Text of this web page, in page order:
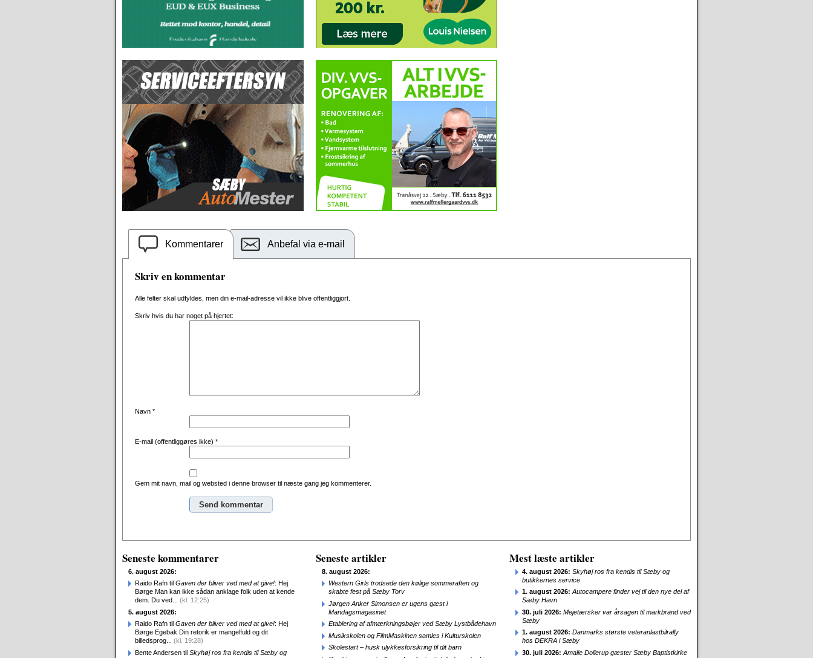
Kommentarer Anbefal via e-mail
Skriv en kommentar
Alle felter skal udfyldes, men din e-mail-adresse vil ikke blive offentliggjort.
Skriv hvis du har noget på hjertet:
Navn *
E-mail (offentliggøres ikke) *
Gem mit navn, mail og websted i denne browser til næste gang jeg kommenterer.
Seneste kommentarer
6. august 2026:
Raido Rafn til Gaven der bliver ved med at give!: Hej
Børge Man kan ikke sådan anklage folk uden at kende
dem. Du ved... (kl. 12:25)
5. august 2026:
Raido Rafn til Gaven der bliver ved med at give!: Hej
Børge Egebak Din retorik er mangelfuld og dit
billedsprog... (kl. 19:28)
Bente Andersen til Skyhøj ros fra kendis til Sæby og
Seneste artikler
8. august 2026:
Western Girls trodsede den kølige sommeraften og
skabte fest på Sæby Torv
Jørgen Anker Simonsen er ugens gæst i
Mandagsmagasinet
Etablering af afmærkningsbøjer ved Sæby Lystbådehavn
Musikskolen og FilmMaskinen samles i Kulturskolen
Skolestart – husk ulykkesforsikring til dit barn
Mest læste artikler
4. august 2026: Skyhøj ros fra kendis til Sæby og
butikkernes service
1. august 2026: Autocampere finder vej til den nye del af
Sæby Havn
30. juli 2026: Mejetærsker var årsagen til markbrand ved
Sæby
1. august 2026: Danmarks største veteranlastbilrally
hos DEKRA i Sæby
30. juli 2026: Amalie Dollerup gæster Sæby Baptistkirke